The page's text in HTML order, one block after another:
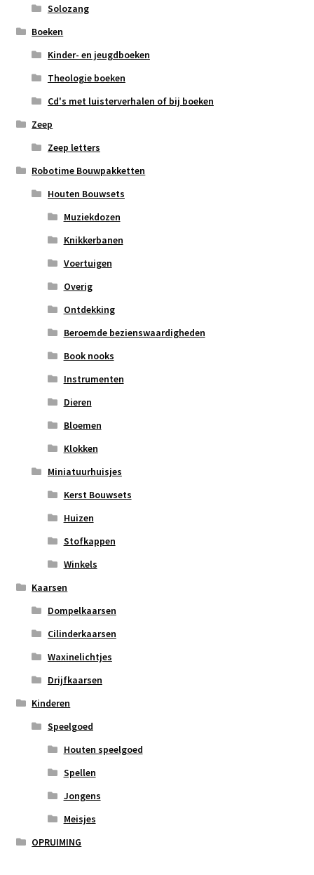
Solozang
Boeken
Kinder- en jeugdboeken
Theologie boeken
Cd's met luisterverhalen of bij boeken
Zeep
Zeep letters
Robotime Bouwpakketten
Houten Bouwsets
Muziekdozen
Knikkerbanen
Voertuigen
Overig
Ontdekking
Beroemde bezienswaardigheden
Book nooks
Instrumenten
Dieren
Bloemen
Klokken
Miniatuurhuisjes
Kerst Bouwsets
Huizen
Stofkappen
Winkels
Kaarsen
Dompelkaarsen
Cilinderkaarsen
Waxinelichtjes
Drijfkaarsen
Kinderen
Speelgoed
Houten speelgoed
Spellen
Jongens
Meisjes
OPRUIMING